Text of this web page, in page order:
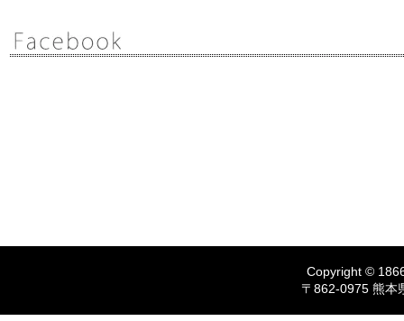
Copyright ©
〒862-0975 熊本